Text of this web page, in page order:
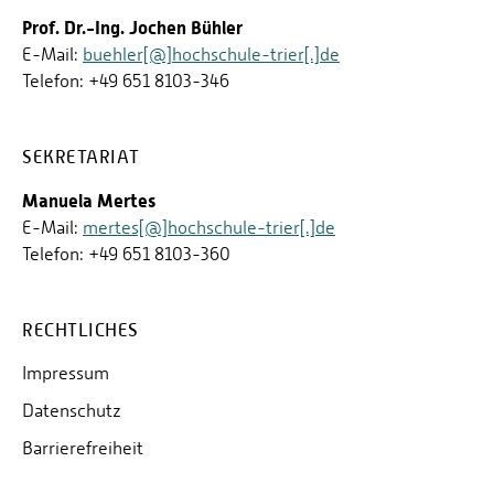
Prof. Dr.-Ing. Jochen Bühler
E-Mail: buehler[@]hochschule-trier[.]de
Telefon: +49 651 8103-346
SEKRETARIAT
Manuela Mertes
E-Mail: mertes[@]hochschule-trier[.]de
Telefon: +49 651 8103-360
RECHTLICHES
Impressum
Datenschutz
Barrierefreiheit